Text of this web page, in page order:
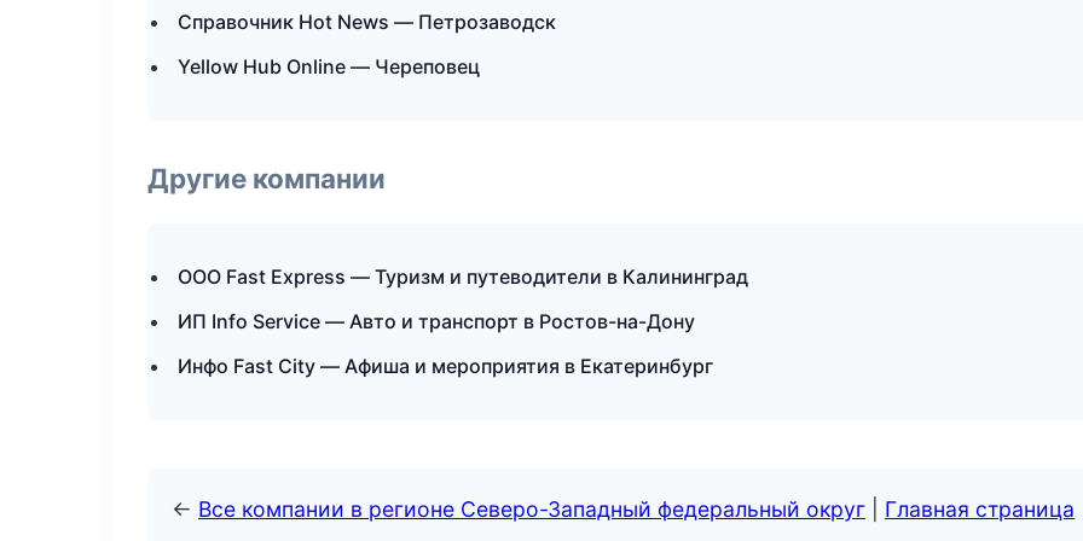
Справочник Hot News — Петрозаводск
Yellow Hub Online — Череповец
Другие компании
ООО Fast Express — Туризм и путеводители в Калининград
ИП Info Service — Авто и транспорт в Ростов-на-Дону
Инфо Fast City — Афиша и мероприятия в Екатеринбург
← Все компании в регионе Северо-Западный федеральный округ Главная страница